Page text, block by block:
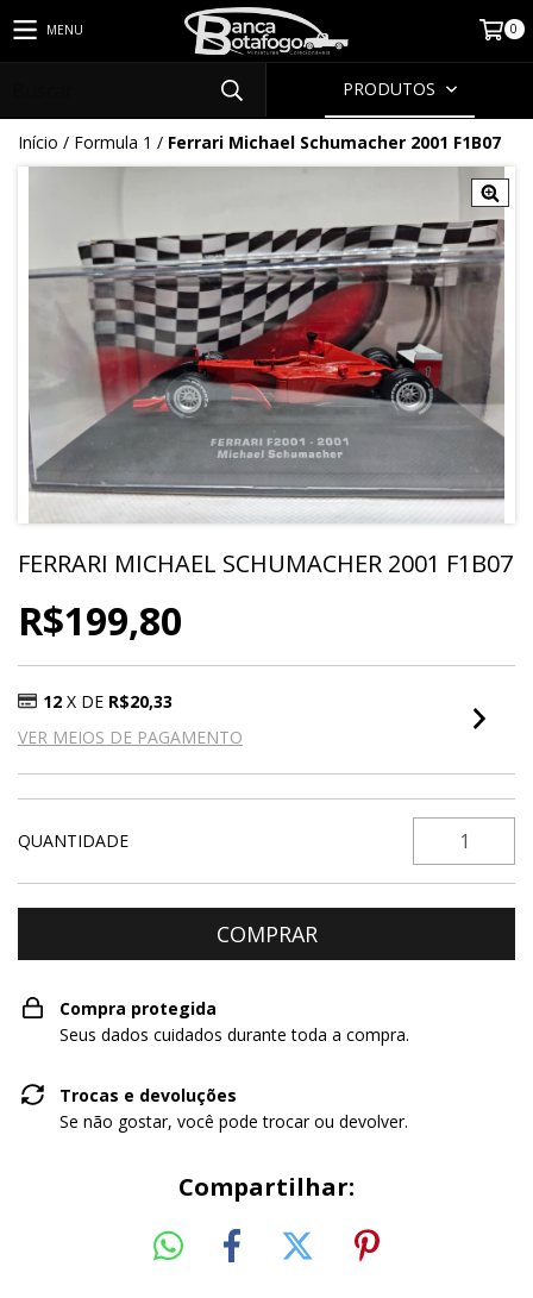
MENU 0
PRODUTOS
Início / Formula 1 / Ferrari Michael Schumacher 2001 F1B07
FERRARI MICHAEL SCHUMACHER 2001 F1B07
R$199,80
12 X DE R$20,33
VER MEIOS DE PAGAMENTO
QUANTIDADE
Compra protegida
Seus dados cuidados durante toda a compra.
Trocas e devoluções
Se não gostar, você pode trocar ou devolver.
Compartilhar: